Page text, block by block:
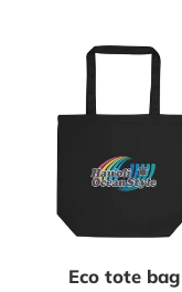
Eco tote bag